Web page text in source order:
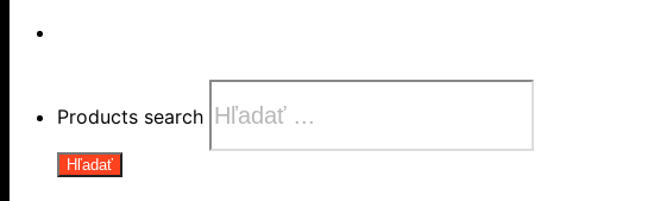
Products search
Hľadať